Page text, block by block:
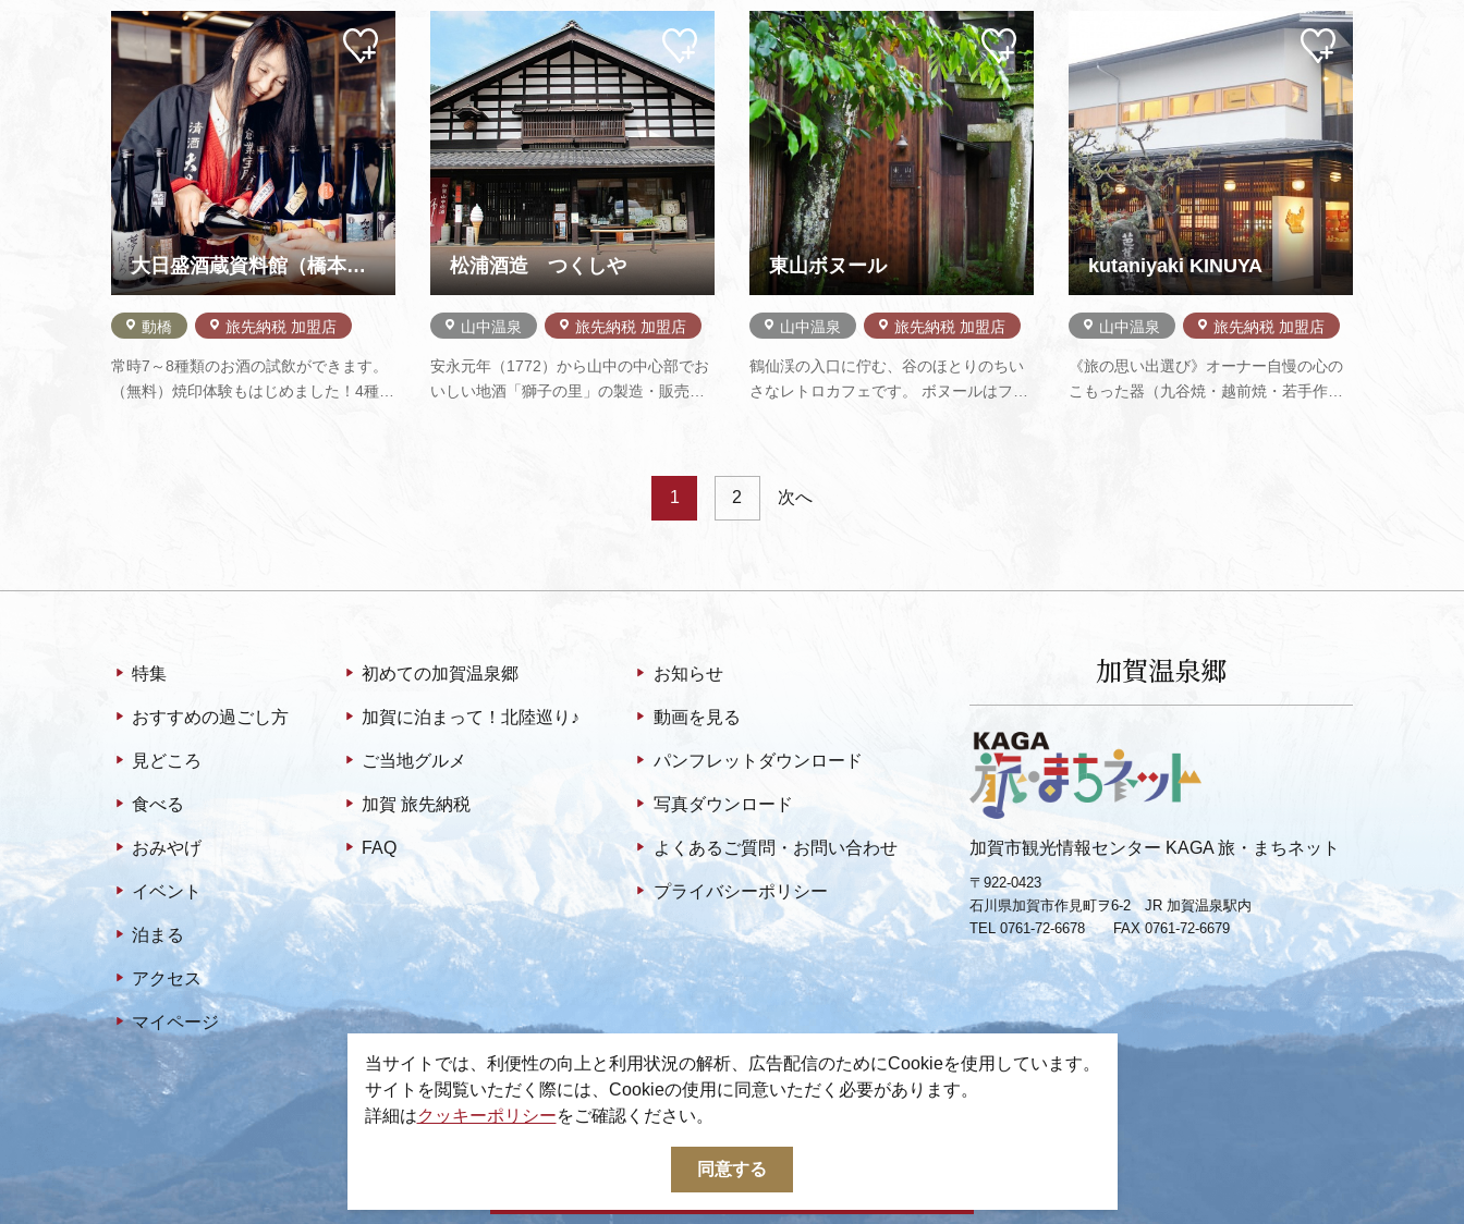
より提供しており、四季折々の北陸なら
ではの魚貝類をと、いつも心がけていま
す。 又、おつまみのサイドメニ…
とすぐに満席になってしまうお店です。
「日本酒はこの世の興をそふるわざ…
院の伝統を継承する近代の書院造として
貴重な遺構で、また数々の古美術品…
お好みの調理法でお楽しみ頂けます。 新
鮮な地物素材ということで、基本…
大日盛酒蔵資料館（橋本酒造）
動橋 旅先納税 加盟店
常時7～8種類のお酒の試飲ができます。
（無料）焼印体験もはじめました！4種類
マイ
ペー
ジに
追加
松浦酒造 つくしや
山中温泉 旅先納税 加盟店
安永元年（1772）から山中の中心部でお
いしい地酒「獅子の里」の製造・販売を
ます。大吟醸酒の香りを封じ込んだ酒粕
マイ
ペー
ジに
追加
東山ボヌール
山中温泉 旅先納税 加盟店
鶴仙渓の入口に佇む、谷のほとりのちい
さなレトロカフェです。 ボヌールはフラ
ュース、しあわせビールなど。ランチ
は、スキレットで頂くビーフシチュ…
マイ
ペー
ジに
追加
kutaniyaki KINUYA
山中温泉 旅先納税 加盟店
《旅の思い出選び》オーナー自慢の心の
こもった器（九谷焼・越前焼・若手作
マイ
ペー
ジに
追加
1 2 次へ
特集
おすすめの過ごし方
見どころ
食べる
おみやげ
イベント
泊まる
アクセス
マイページ
初めての加賀温泉郷
加賀に泊まって！北陸巡り♪
ご当地グルメ
加賀 旅先納税
FAQ
お知らせ
動画を見る
パンフレットダウンロード
写真ダウンロード
よくあるご質問・お問い合わせ
プライバシーポリシー
加賀温泉郷
加賀市観光情報センター KAGA 旅・まちネット
〒922-0423
石川県加賀市作見町ヲ6-2 JR 加賀温泉駅内
TEL 0761-72-6678
FAX 0761-72-6679
© 2022-2026 加賀市観光情報センター All Rights Reserved.
当サイトでは、利便性の向上と利用状況の解析、広告配信のためにCookieを使用しています。
サイトを閲覧いただく際には、Cookieの使用に同意いただく必要があります。
詳細はクッキーポリシーをご確認ください。
同意する